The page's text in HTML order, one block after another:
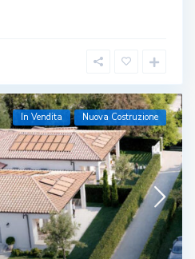
In Vendita Nuova Costruzione